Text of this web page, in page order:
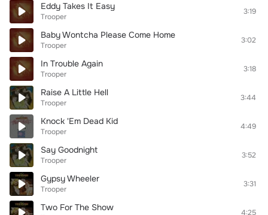
Eddy Takes It Easy
Trooper
3:19
Baby Wontcha Please Come Home
Trooper
3:02
In Trouble Again
Trooper
3:18
Raise A Little Hell
Trooper
3:44
Knock 'Em Dead Kid
Trooper
4:49
Say Goodnight
Trooper
3:52
Gypsy Wheeler
Trooper
3:31
Two For The Show 4:25